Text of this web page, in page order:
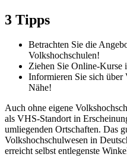
3 Tipps
Betrachten Sie die
Volkshochschulen!
Ziehen Sie Online-Kurse
Informieren Sie sich über
Nähe!
Auch ohne eigene
als VHS-Standort in
umliegenden Ortschaften. Das
Volkshochschulwesen in
erreicht selbst entlegenste